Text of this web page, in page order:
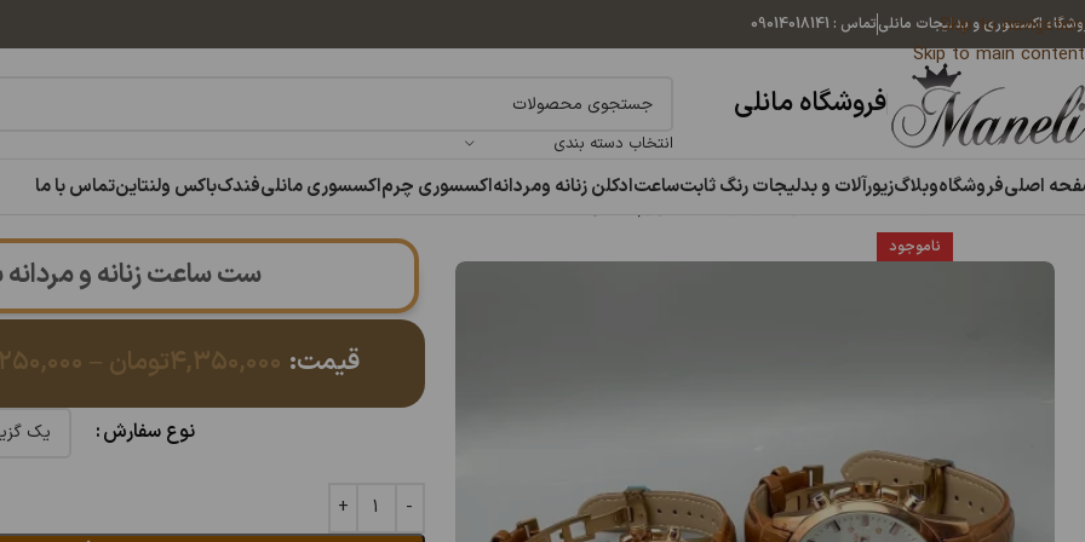
Skip to navigation
Skip to main content
اکسسوری و بدلیجات مانلیتماس : 09014018141
فروشگاه مانلی
انتخاب دسته بندی
اصلیفروشگاهوبلاگزیورآلات و بدلیجات رنگ ثابتساعتادکلن زنانه ومردانهاکسسوری چرماکسسوری مانلیفندکباکس ولنتاینتماس با ما
ساعت ست ساعت زنانه و مردانه بند چرم عسلی |41029
ناموجود
ست ساعت زنانه و مردانه
قیمت: ۴,۳۵۰,۰۰۰تومان –
نوع سفارش